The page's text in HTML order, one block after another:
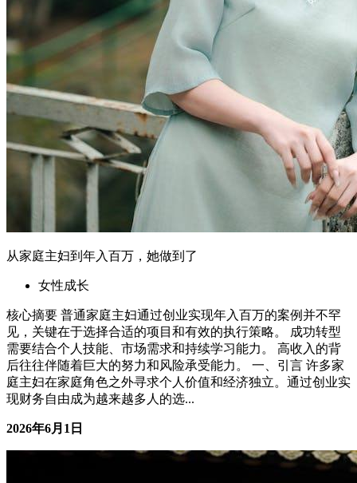
从家庭主妇到年入百万，她做到了
女性成长
核心摘要 普通家庭主妇通过创业实现年入百万的案例并不罕
见，关键在于选择合适的项目和有效的执行策略。 成功转型
需要结合个人技能、市场需求和持续学习能力。 高收入的背
后往往伴随着巨大的努力和风险承受能力。 一、引言 许多家
庭主妇在家庭角色之外寻求个人价值和经济独立。通过创业实